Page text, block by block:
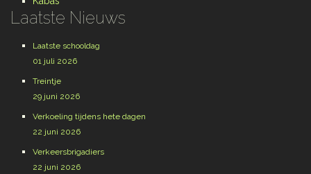
Laatste Nieuws
Laatste schooldag
01 juli 2026
Treintje
29 juni 2026
Verkoeling tijdens hete dagen
22 juni 2026
Verkeersbrigadiers
22 juni 2026